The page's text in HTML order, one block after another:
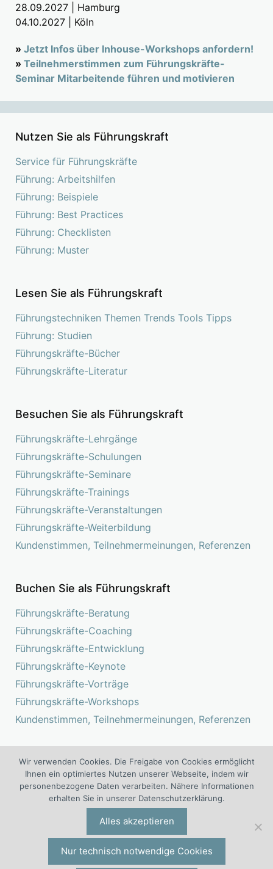
28.09.2027 | Hamburg
04.10.2027 | Köln
» Jetzt Infos über Inhouse-Workshops anfordern!
» Teilnehmerstimmen zum Führungskräfte-
Seminar Mitarbeitende führen und motivieren
Nutzen Sie als Führungskraft
Service für Führungskräfte
Führung: Arbeitshilfen
Führung: Beispiele
Führung: Best Practices
Führung: Checklisten
Führung: Muster
Lesen Sie als Führungskraft
Führungstechniken Themen Trends Tools Tipps
Führung: Studien
Führungskräfte-Bücher
Führungskräfte-Literatur
Besuchen Sie als Führungskraft
Führungskräfte-Lehrgänge
Führungskräfte-Schulungen
Führungskräfte-Seminare
Führungskräfte-Trainings
Führungskräfte-Veranstaltungen
Führungskräfte-Weiterbildung
Kundenstimmen, Teilnehmermeinungen, Referenzen
Buchen Sie als Führungskraft
Führungskräfte-Beratung
Führungskräfte-Coaching
Führungskräfte-Entwicklung
Führungskräfte-Keynote
Führungskräfte-Vorträge
Führungskräfte-Workshops
Kundenstimmen, Teilnehmermeinungen, Referenzen
Suchen
nach:
Neue Führungskraft tanken!ist ein Projekt der I.O. Group
Unternehmensberatungsgruppe | Engelsstraße 6 | 42283
Wuppertal | Deutschland | Tel. +49 (0)202 277 5000 |
|Datenschutz| Impressum| Preise & Konditionen
Kontakt
Wir verwenden Cookies. Die Freigabe von Cookies ermöglicht
Ihnen ein optimiertes Nutzen unserer Webseite, indem wir
personenbezogene Daten verarbeiten. Nähere Informationen
erhalten Sie in unserer Datenschutzerklärung.
Alles akzeptieren
Nur technisch notwendige Cookies